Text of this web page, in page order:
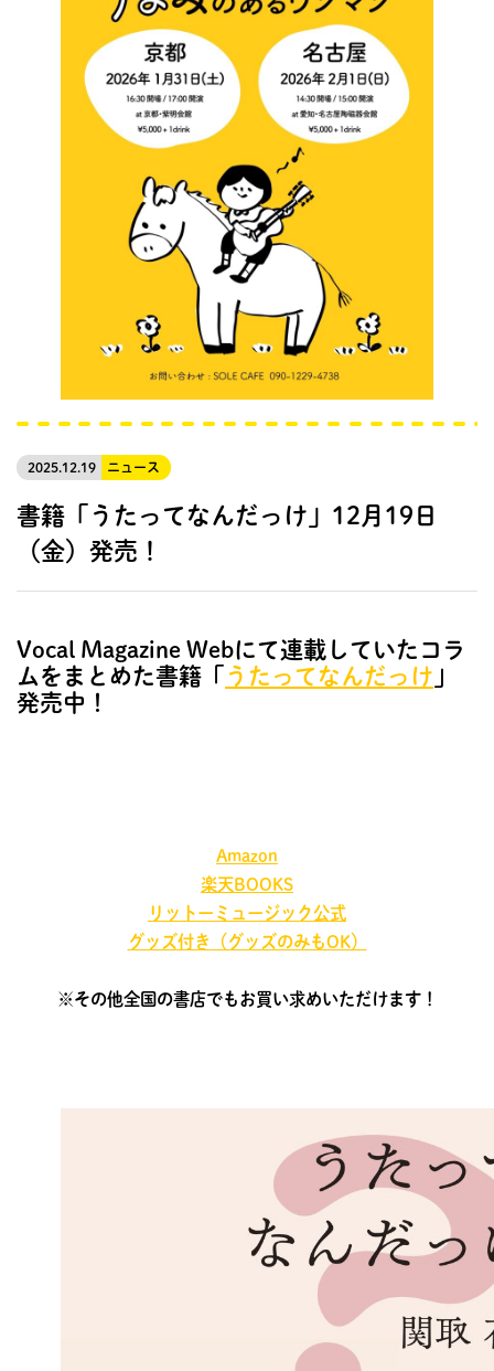
2025.12.19 ニュース
書籍「うたってなんだっけ」12月19日
（金）発売！
Vocal Magazine Webにて連載していたコラ
ムをまとめた書籍「うたってなんだっけ 」
発売中！
Amazon
楽天BOOKS
リットーミュージック公式
グッズ付き （グッズのみもOK）
※その他全国の書店でもお買い求めいただけます！